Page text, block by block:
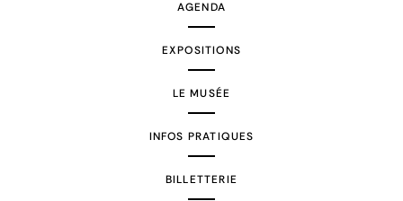
AGENDA
EXPOSITIONS
LE MUSÉE
INFOS PRATIQUES
BILLETTERIE